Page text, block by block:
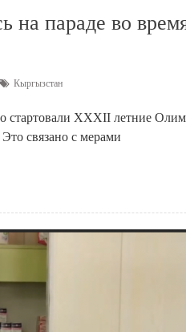
на параде во
Кыргызстан
стартовали XXXII летние
связано с мерами